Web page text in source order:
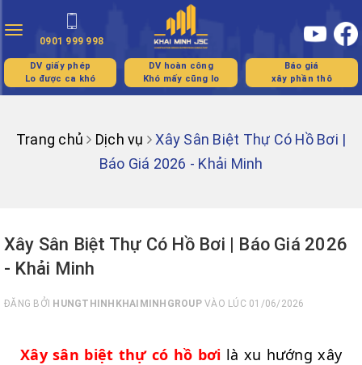
Toggle
navigation
0901 999 998
DV giấy phép
Lo được ca khó
DV hoàn công
Khó mấy cũng lo
Báo giá
xây phần thô
Trang chủ Dịch vụ
Xây Sân Biệt Thự Có Hồ Bơi |
Báo Giá 2026 - Khải Minh
Xây Sân Biệt Thự Có Hồ Bơi | Báo Giá 2026
- Khải Minh
ĐĂNG BỞI HUNGTHINHKHAIMINHGROUPVÀO LÚC 01/06/2026
Xây sân biệt thự có hồ bơi là xu hướng xây